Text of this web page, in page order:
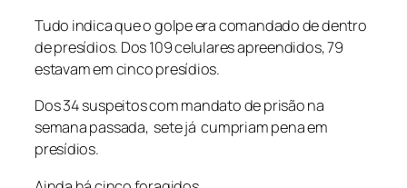
Tudo indica que o golpe era comandado de dentro
de presídios. Dos 109 celulares apreendidos, 79
estavam em cinco presídios.
Dos 34 suspeitos com mandato de prisão na
semana passada, sete já cumpriam pena em
presídios.